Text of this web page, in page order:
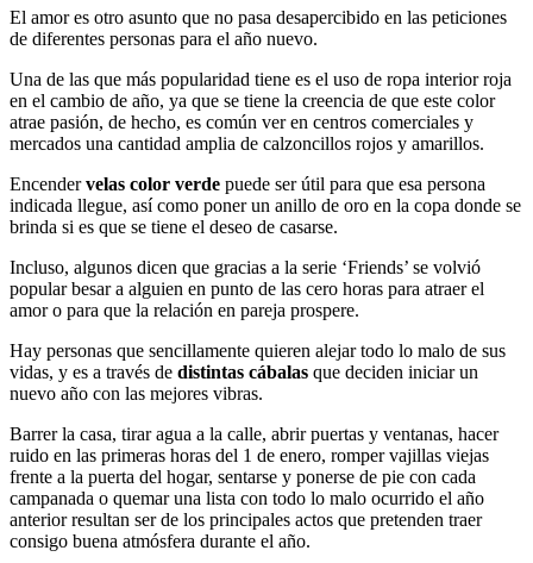
El amor es otro asunto que no pasa desapercibido en las peticiones
de diferentes personas para el año nuevo.
Una de las que más popularidad tiene es el uso de ropa interior roja
en el cambio de año, ya que se tiene la creencia de que este color
atrae pasión, de hecho, es común ver en centros comerciales y
mercados una cantidad amplia de calzoncillos rojos y amarillos.
Encendervelas color verde puede ser útil para que esa persona
indicada llegue, así como poner un anillo de oro en la copa donde se
brinda si es que se tiene el deseo de casarse.
Incluso, algunos dicen que gracias a la serie ‘Friends’ se volvió
popular besar a alguien en punto de las cero horas para atraer el
amor o para que la relación en pareja prospere.
Hay personas que sencillamente quieren alejar todo lo malo de sus
vidas, y es a través de distintas cábalas que deciden iniciar un
nuevo año con las mejores vibras.
Barrer la casa, tirar agua a la calle, abrir puertas y ventanas, hacer
ruido en las primeras horas del 1 de enero, romper vajillas viejas
frente a la puerta del hogar, sentarse y ponerse de pie con cada
campanada o quemar una lista con todo lo malo ocurrido el año
anterior resultan ser de los principales actos que pretenden traer
consigo buena atmósfera durante el año.